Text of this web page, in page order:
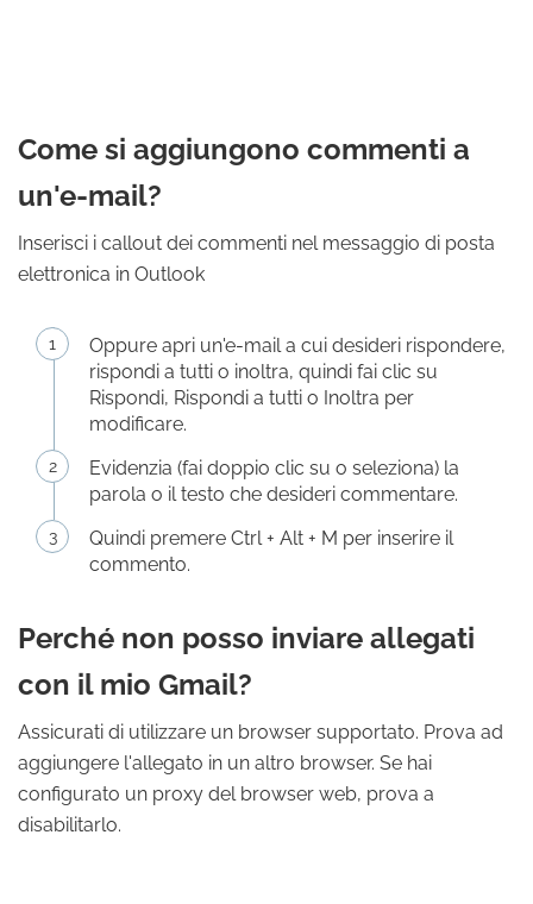
Come si aggiungono commenti a
un'e-mail?
Inserisci i callout dei commenti nel messaggio di posta
elettronica in Outlook
Oppure apri un'e-mail a cui desideri rispondere,
rispondi a tutti o inoltra, quindi fai clic su
Rispondi, Rispondi a tutti o Inoltra per
modificare.
Evidenzia (fai doppio clic su o seleziona) la
parola o il testo che desideri commentare.
Quindi premere Ctrl + Alt + M per inserire il
commento.
Perché non posso inviare allegati
con il mio Gmail?
Assicurati di utilizzare un browser supportato. Prova ad
aggiungere l'allegato in un altro browser. Se hai
configurato un proxy del browser web, prova a
disabilitarlo.